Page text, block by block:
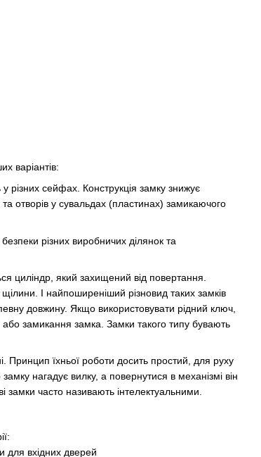
варіантів:
різних сейфах. Конструкція замку знижує
отворів у сувальдах (пластинах) замикаючого
різних виробничих ділянок та
циліндр, який захищений від повертання.
І найпоширеніший різновид таких замків
довжину. Якщо використовувати рідний ключ,
або замикання замка. Замки такого типу бувають
Принцип їхньої роботи досить простий, для руху
нагадує вилку, а повернутися в механізмі він
замки часто називають інтелектуальними.
: